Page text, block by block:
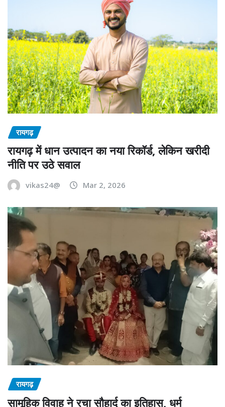
रायगढ़
रायगढ़ में धान उत्पादन का नया रिकॉर्ड, लेकिन खरीदी
नीति पर उठे सवाल
vikas24@ Mar 2, 2026
रायगढ़
सामूहिक विवाह ने रचा सौहार्द का इतिहास, धर्म